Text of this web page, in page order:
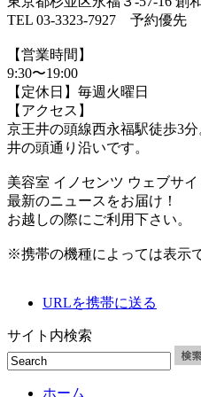
TEL 03-3323-7927 予約優先
【営業時間】
9:30〜19:00
【定休日】毎週火曜日
【アクセス】
京王井の頭線西永福駅徒歩3分
井の頭通り沿いです。
美容室 イノセンツ ウェブサイ
最新のニュースをお届け！
お越しの際にご利用下さい。
※携帯の機種によっては表示
URLを携帯に送る
サイト内検索
ホーム